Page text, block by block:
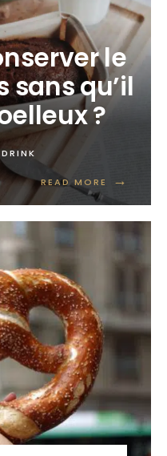
le
sans qu’il
?
READ MORE →